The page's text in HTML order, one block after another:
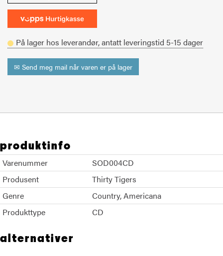
På lager hos leverandør,antatt leveringstid 5-15 dager
✉ Send meg mail når varen er på lager
produktinfo
Varenummer
SOD004CD
Produsent
Thirty Tigers
Genre
Country Americana
Produkttype
CD
alternativer